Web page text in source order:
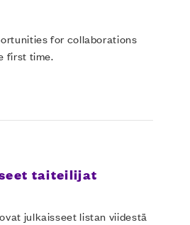
for collaborations
first time.
taiteilijat
julkaisseet listan viidestä